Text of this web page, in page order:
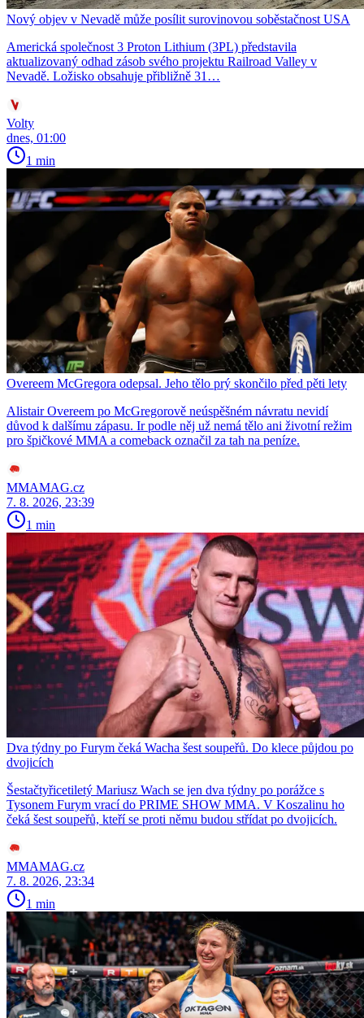
Nový objev v Nevadě může posílit surovinovou soběstačnost USA
Americká společnost 3 Proton Lithium (3PL) představila
aktualizovaný odhad zásob svého projektu Railroad Valley v
Nevadě. Ložisko obsahuje přibližně 31…
Volty
dnes, 01:00
1 min
Overeem McGregora odepsal. Jeho tělo prý skončilo před pěti lety
Alistair Overeem po McGregorově neúspěšném návratu nevidí
důvod k dalšímu zápasu. Ir podle něj už nemá tělo ani životní režim
pro špičkové MMA a comeback označil za tah na peníze.
MMAMAG.cz
7. 8. 2026, 23:39
1 min
Dva týdny po Furym čeká Wacha šest soupeřů. Do klece půjdou po
dvojicích
Šestačtyřicetiletý Mariusz Wach se jen dva týdny po porážce s
Tysonem Furym vrací do PRIME SHOW MMA. V Koszalinu ho
čeká šest soupeřů, kteří se proti němu budou střídat po dvojicích.
MMAMAG.cz
7. 8. 2026, 23:34
1 min